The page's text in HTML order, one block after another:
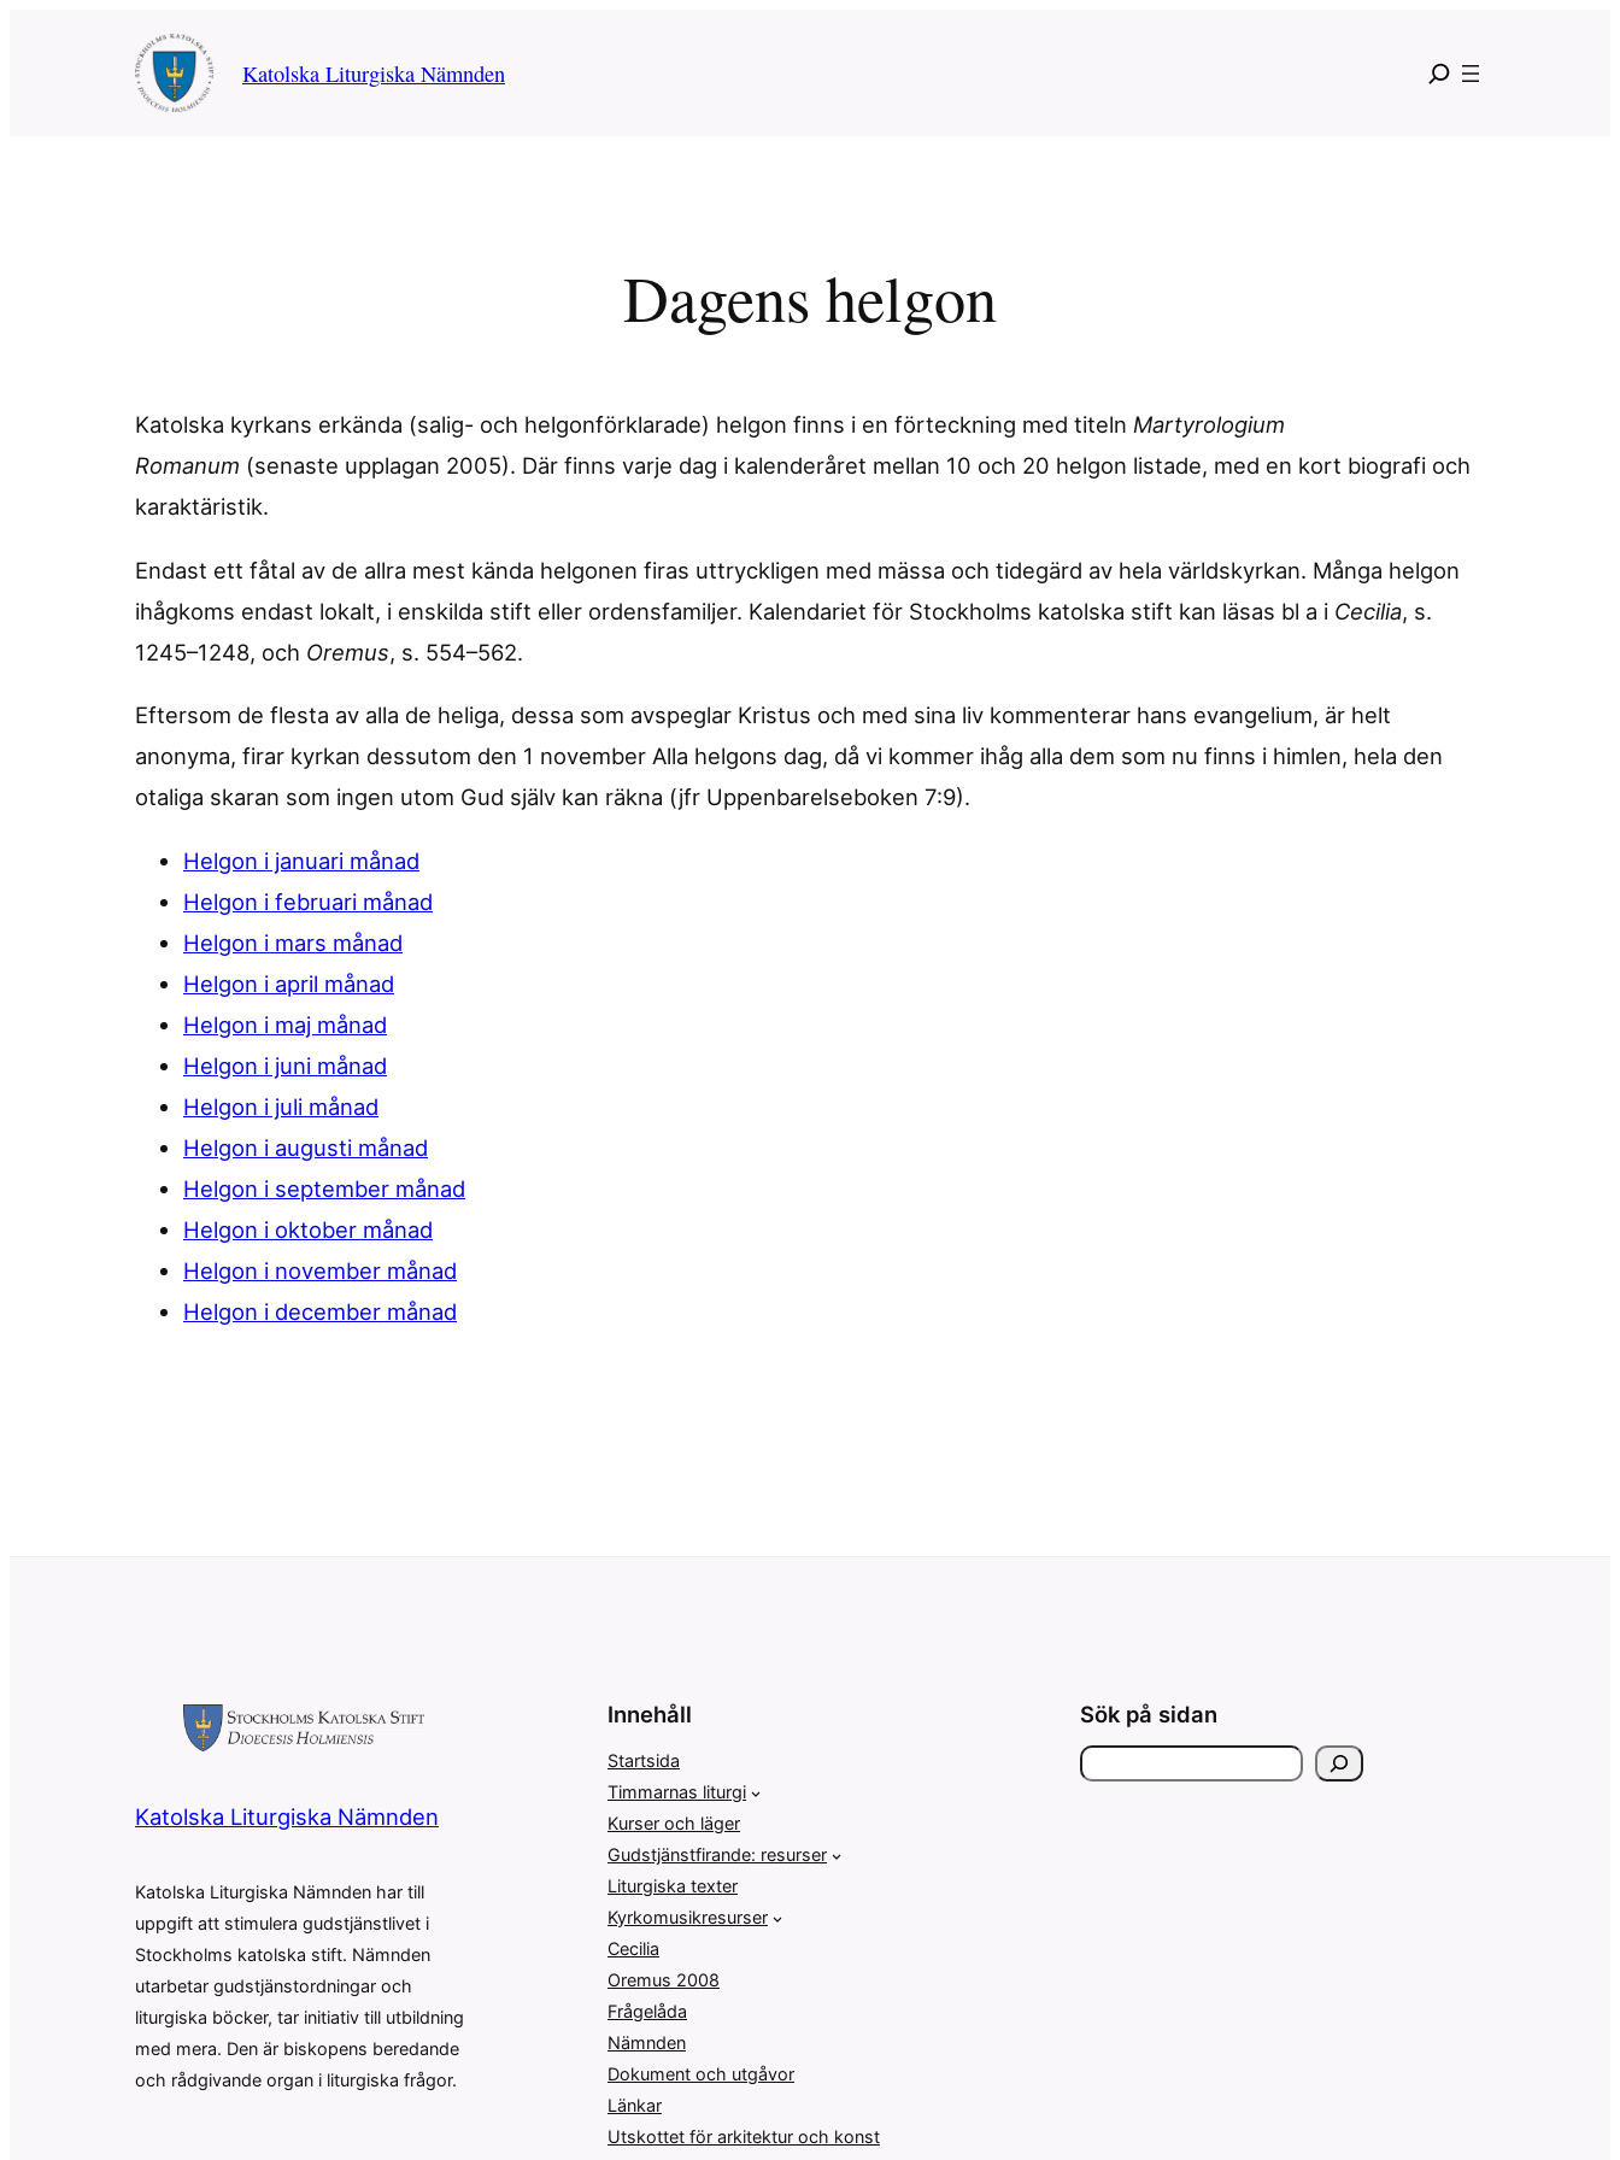
Katolska Liturgiska Nämnden
Dagens helgon
Katolska kyrkans erkända (salig- och helgonförklarade) helgon finns i en förteckning med titeln Martyrologium
Romanum (senaste upplagan 2005). Där finns varje dag i kalenderåret mellan 10 och 20 helgon listade, med en kort biografi och
karaktäristik.
Endast ett fåtal av de allra mest kända helgonen firas uttryckligen med mässa och tidegärd av hela världskyrkan. Många helgon
ihågkoms endast lokalt, i enskilda stift eller ordensfamiljer. Kalendariet för Stockholms katolska stift kan läsas bl a i Cecilia, s.
1245–1248, och Oremus, s. 554–562.
Eftersom de flesta av alla de heliga, dessa som avspeglar Kristus och med sina liv kommenterar hans evangelium, är helt
anonyma, firar kyrkan dessutom den 1 november Alla helgons dag, då vi kommer ihåg alla dem som nu finns i himlen, hela den
otaliga skaran som ingen utom Gud själv kan räkna (jfr Uppenbarelseboken 7:9).
Helgon i januari månad
Helgon i februari månad
Helgon i mars månad
Helgon i april månad
Helgon i maj månad
Helgon i juni månad
Helgon i juli månad
Helgon i augusti månad
Helgon i september månad
Helgon i oktober månad
Helgon i november månad
Helgon i december månad
Katolska Liturgiska Nämnden
Katolska Liturgiska Nämnden har till
uppgift att stimulera gudstjänstlivet i
Stockholms katolska stift. Nämnden
utarbetar gudstjänstordningar och
liturgiska böcker, tar initiativ till utbildning
med mera. Den är biskopens beredande
och rådgivande organ i liturgiska frågor.
Innehåll
Startsida
Timmarnas liturgi
Kurser och läger
Gudstjänstfirande: resurser
Liturgiska texter
Kyrkomusikresurser
Cecilia
Oremus 2008
Frågelåda
Nämnden
Dokument och utgåvor
Länkar
Utskottet för arkitektur och konst
Sök på sidan
S